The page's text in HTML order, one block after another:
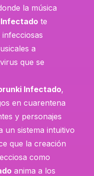
la música
te
a
que se
Infectado,
en cuarentena
y personajes
un sistema intuitivo
que la creación
como
anima a los